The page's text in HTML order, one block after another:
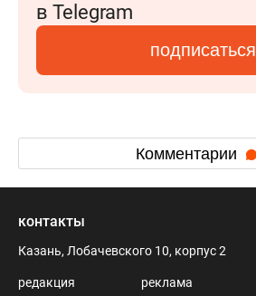
в Telegram
подписаться
Комментарии
контакты
Казань, Лобачевского 10, корпус 2
редакция
реклама